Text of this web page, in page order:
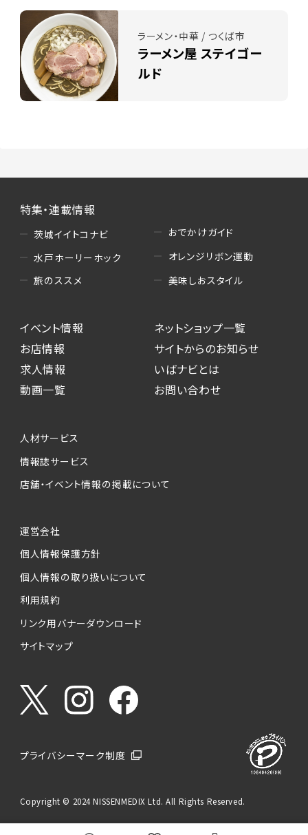
ラーメン・中華 / つくば市
ラーメン屋 ステイゴー
ルド
特集・連載情報
茨城イイトコナビ
水戸ホーリーホック
旅のススメ
おでかけガイド
オレンジリボン運動
美味しおスタイル
イベント情報
お店情報
求人情報
動画一覧
ネットショップ一覧
サイトからのお知らせ
いばナビとは
お問い合わせ
人材サービス
情報誌サービス
店舗・イベント情報の掲載について
運営会社
個人情報保護方針
個人情報の取り扱いについて
利用規約
リンク用バナーダウンロード
サイトマップ
プライバシーマーク制度
Copyright © 2024 NISSENMEDIX Ltd. All Rights Reserved.